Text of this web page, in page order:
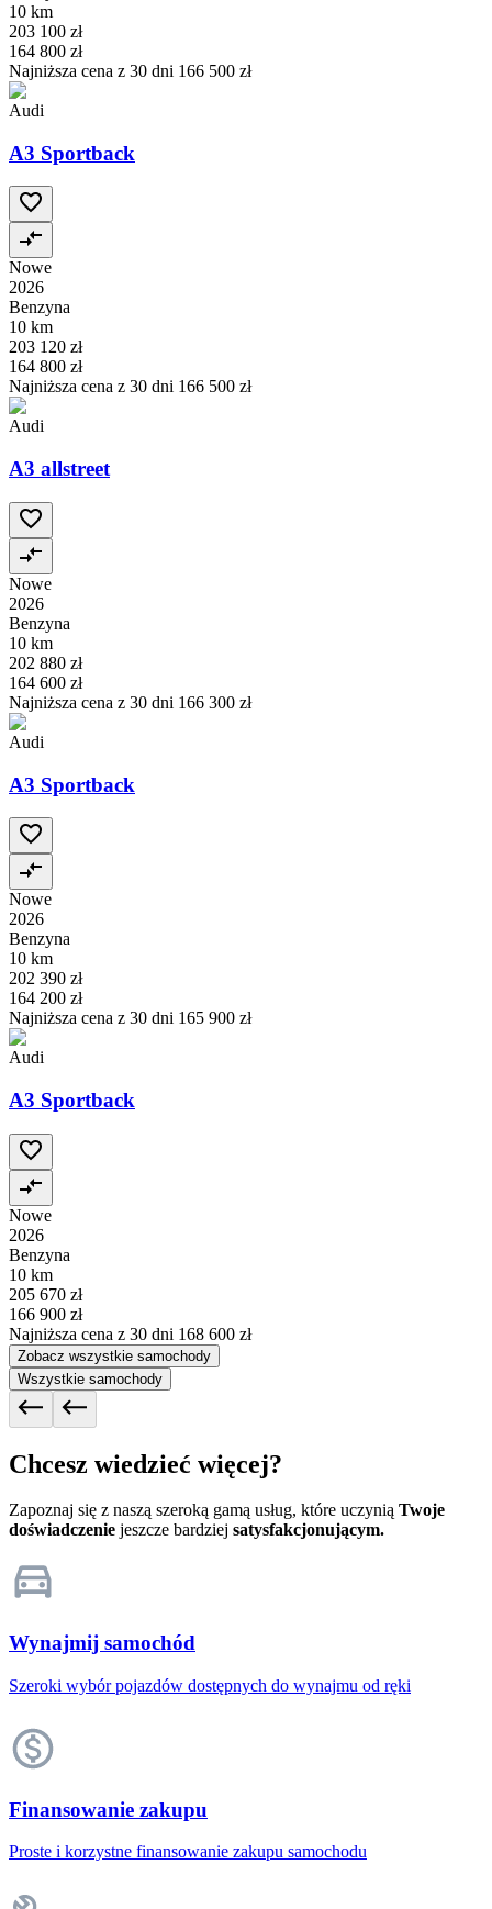
10 km
203 100 zł
164 800 zł
Najniższa cena z 30 dni 166 500 zł
Audi
A3 Sportback
Nowe
2026
Benzyna
10 km
203 120 zł
164 800 zł
Najniższa cena z 30 dni 166 500 zł
Audi
A3 allstreet
Nowe
2026
Benzyna
10 km
202 880 zł
164 600 zł
Najniższa cena z 30 dni 166 300 zł
Audi
A3 Sportback
Nowe
2026
Benzyna
10 km
202 390 zł
164 200 zł
Najniższa cena z 30 dni 165 900 zł
Audi
A3 Sportback
Nowe
2026
Benzyna
10 km
205 670 zł
166 900 zł
Najniższa cena z 30 dni 168 600 zł
Zobacz wszystkie samochody
Wszystkie samochody
Chcesz wiedzieć więcej?
Zapoznaj się z naszą szeroką gamą usług, które uczynią Twoje
doświadczenie jeszcze bardziej satysfakcjonującym.
Wynajmij samochód
Szeroki wybór pojazdów dostępnych do wynajmu od ręki
Finansowanie zakupu
Proste i korzystne finansowanie zakupu samochodu